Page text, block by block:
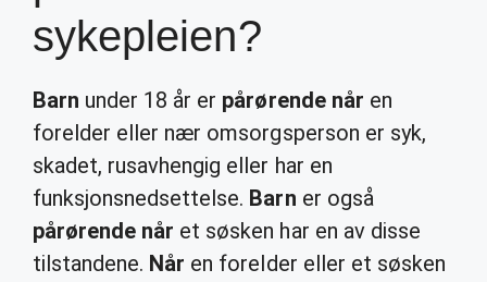
sykepleien?
Barn under 18 år er pårørende når en
forelder eller nær omsorgsperson er syk,
skadet, rusavhengig eller har en
funksjonsnedsettelse. Barn er også
pårørende når et søsken har en av disse
tilstandene. Når en forelder eller et søsken